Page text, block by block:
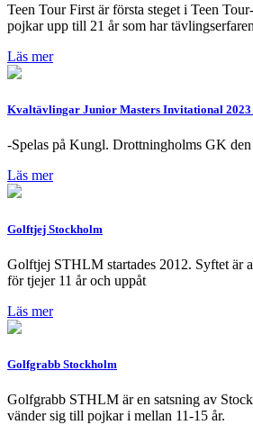
Teen Tour First är första steget i Teen
pojkar upp till 21 år som har
Läs mer
Kvaltävlingar Junior Masters Invitational
-Spelas på Kungl. Drottningholms GK den
Läs mer
Golftjej Stockholm
Golftjej STHLM startades 2012. Syftet är
för tjejer 11 år och uppåt
Läs mer
Golfgrabb Stockholm
Golfgrabb STHLM är en satsning av
vänder sig till pojkar i mellan 11-15 år.